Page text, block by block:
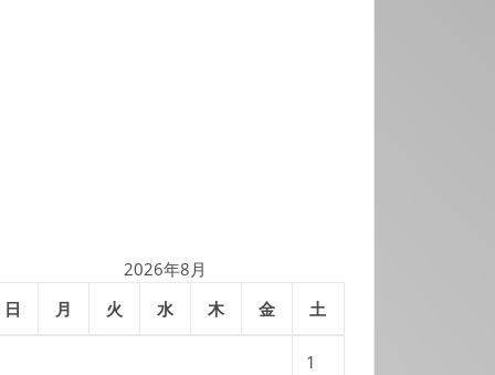
2026年8月
日
月 火 水 木 金 土
1